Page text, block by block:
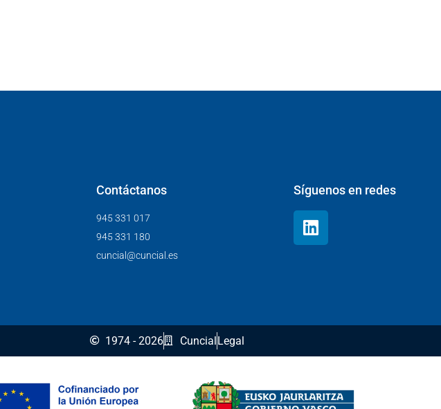
Contáctanos
945 331 017
945 331 180
cuncial@cuncial.es
Síguenos en redes
1974 - 2026 CuncialLegal